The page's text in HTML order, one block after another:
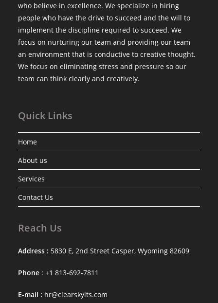
who believe in excellence. We specialize in hiring
people who have the drive to succeed and the will to
implement the discipline required to succeed. We
focus on nurturing our team and providing our team
an environment that is conductive to creative thought.
We focus on eliminating stress and pressure so our
team can think clearly and creatively.
Quick Links
Home
About us
Services
Contact Us
Reach Us
Address : 5830 E, 2nd Street Casper, Wyoming 82609
Phone : +1 813-692-7811
E-mail : hr@clearskyits.com